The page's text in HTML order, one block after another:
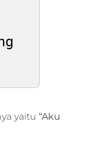
yaitu “Aku